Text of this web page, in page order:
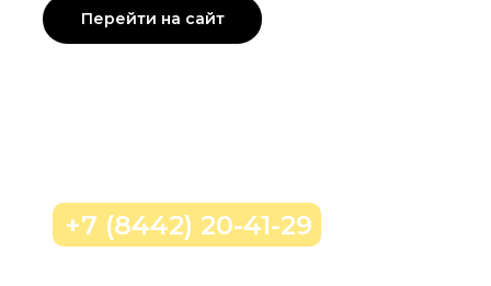
Перейти на сайт
+7 (8442) 20-41-29